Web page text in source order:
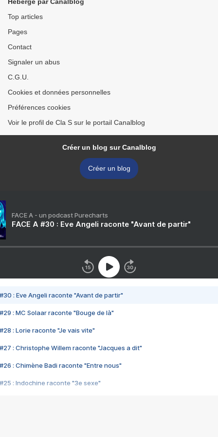
Top articles
Pages
Contact
Signaler un abus
C.G.U.
Cookies et données personnelles
Préférences cookies
Voir le profil de Cla S sur le portail Canalblog
Créer un blog sur Canalblog
Créer un blog
FACE A - un podcast Purecharts
FACE A #30 : Eve Angeli raconte "Avant de partir"
#30 : Eve Angeli raconte "Avant de partir"
#29 : MC Solaar raconte "Bouge de là"
#28 : Lorie raconte "Je vais vite"
#27 : Christophe Willem raconte "Jacques a dit"
#26 : Chimène Badi raconte "Entre nous"
#25 : Indochine raconte "3e sexe"